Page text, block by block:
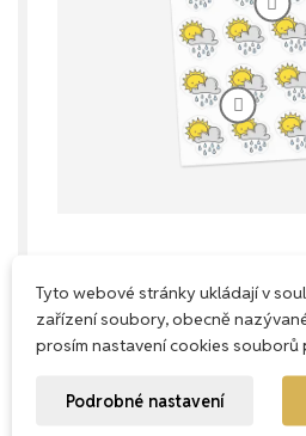
Každý milimetr
Naše aršíky
praktičnost – snažíme
místečko, abys u nás
prázdný papír, ale dostala
Tyto webové stránky ukládají v
zařízení soubory, obecně
prosím nastavení cookies souborů
Podrobné nastavení